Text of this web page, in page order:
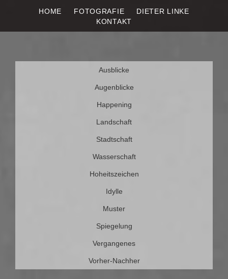
HOME FOTOGRAFIE
DIETER LINKE
KONTAKT
DIETER LINKE
Ausblicke
Augenblicke
Happening
Landschaft
Stadtschaft
Wasserschaft
Hoheitszeichen
Idylle
Muster
Spiegelung
Vergangenes
Vorher-Nachher